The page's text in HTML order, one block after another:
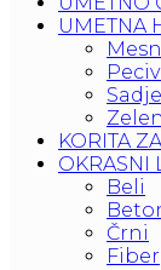
UMETNA
Sadje
KORITA
OKRASNI
Beli
Črni